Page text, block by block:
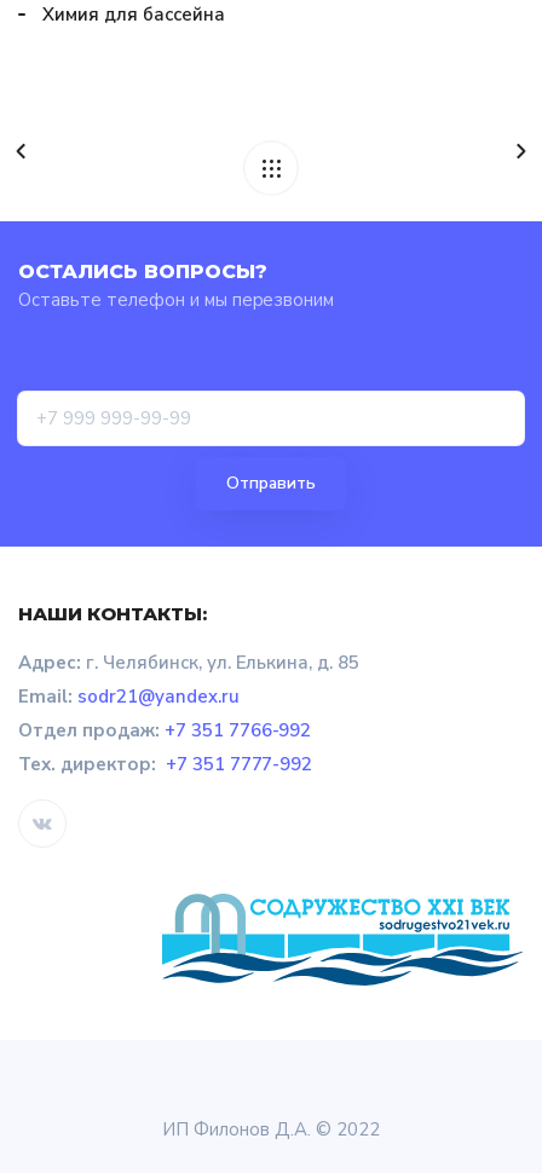
Химия для бассейна
ОСТАЛИСЬ ВОПРОСЫ?
Оставьте телефон и мы перезвоним
НАШИ КОНТАКТЫ:
Адрес: г. Челябинск, ул. Елькина, д. 85
Email: sodr21@yandex.ru
Отдел продаж: +7 351 7766-992
Тех. директор: +7 351 7777-992
ИП Филонов Д.А. © 2022